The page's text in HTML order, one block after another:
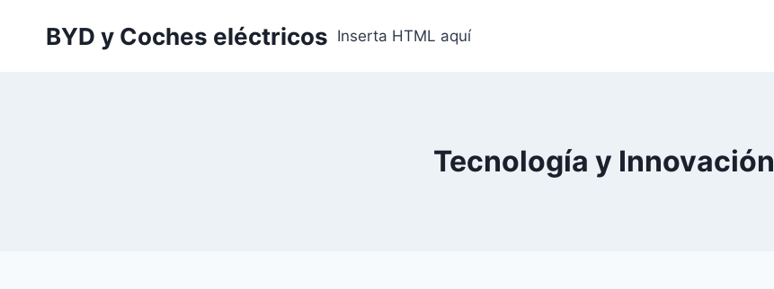
BYD y Coches eléctricos Inserta HTML aquí
Tecnología y Innovación